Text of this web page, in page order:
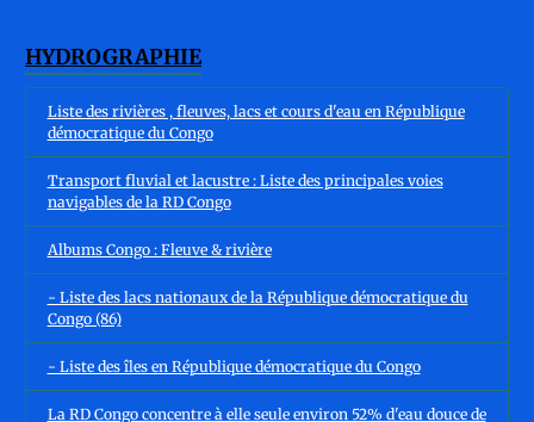
HYDROGRAPHIE
Liste des rivières , fleuves, lacs et cours d'eau en République
démocratique du Congo
Transport fluvial et lacustre : Liste des principales voies
navigables de la RD Congo
Albums Congo : Fleuve & rivière
- Liste des lacs nationaux de la République démocratique du
Congo (86)
- Liste des îles en République démocratique du Congo
La RD Congo concentre à elle seule environ 52% d'eau douce de